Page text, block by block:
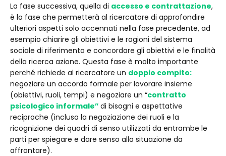
La fase successiva, quella di accesso e contrattazione,
è la fase che permetterà al ricercatore di approfondire
ulteriori aspetti solo accennati nella fase precedente, ad
esempio chiarire gli obiettivi e le ragioni del sistema
sociale di riferimento e concordare gli obiettivi e le finalità
della ricerca azione. Questa fase è molto importante
perché richiede al ricercatore un doppio compito:
negoziare un accordo formale per lavorare insieme
(obiettivi, ruoli, tempi) e negoziare un “contratto
psicologico informale” di bisogni e aspettative
reciproche (inclusa la negoziazione dei ruoli e la
ricognizione dei quadri di senso utilizzati da entrambe le
parti per spiegare e dare senso alla situazione da
affrontare).